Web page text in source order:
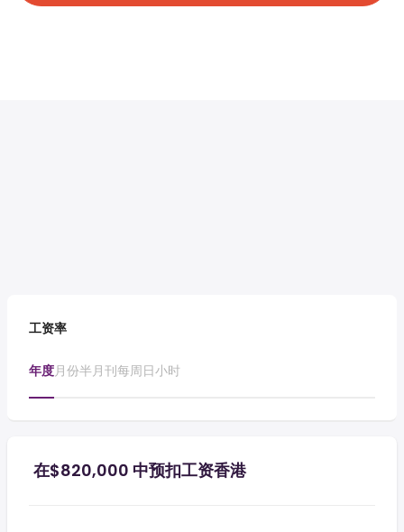
工资率
年度月份半月刊每周日小时
在$820,000 中预扣工资香港